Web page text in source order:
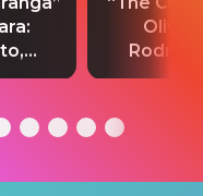
e
Olivia
testo,